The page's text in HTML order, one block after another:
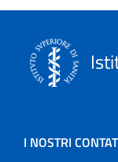
I NOSTRI